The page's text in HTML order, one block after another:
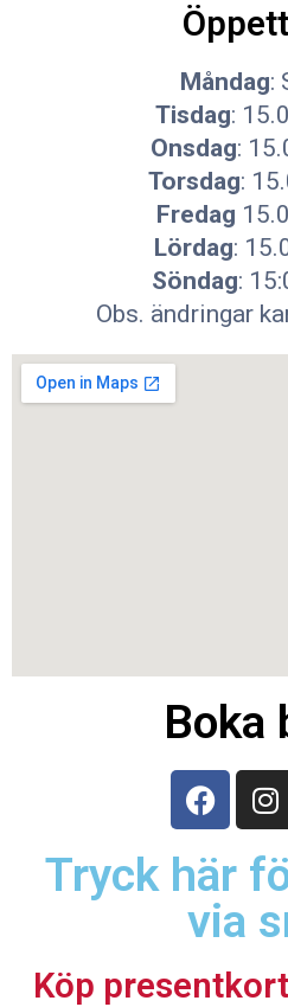
Måndag:
Tisdag:
Onsdag:
Torsdag:
Fredag
Lördag:
Söndag:
Obs. ändringar
Boka
Tryck här
via
Köp